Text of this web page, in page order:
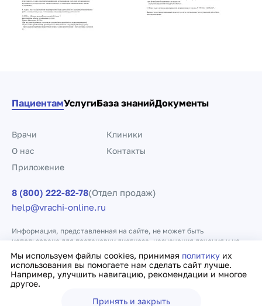
Мы используем файлы cookies, принимая политику их
использования вы помогаете нам сделать сайт лучше.
Например, улучшить навигацию, рекомендации и многое
другое.
Принять и закрыть
ПациентамУслугиБаза знанийДокументы
Врачи
Клиники
О нас
Контакты
Приложение
8 (800) 222-82-78(Отдел продаж)
help@vrachi-online.ru
Информация, представленная на сайте, не может быть
использована для постановки диагноза, назначения лечения и не
заменяет прием врача.
Политика конфиденциальности Договор оферты